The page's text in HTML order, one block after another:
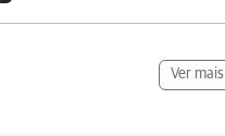
Ver mais